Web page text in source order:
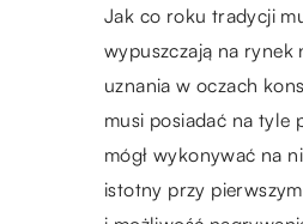
Jak co roku tradycji
wypuszczają na rynek
uznania w oczach
musi posiadać na tyle
mógł wykonywać na
istotny przy